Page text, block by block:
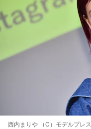
西内まりや （C）モデルプレス